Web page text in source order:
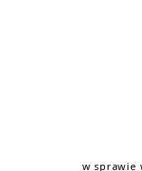
w sprawie